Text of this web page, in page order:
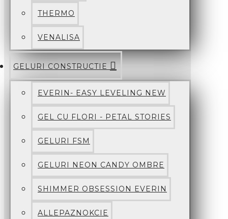
THERMO
VENALISA
GELURI CONSTRUCTIE
EVERIN- EASY LEVELING NEW
GEL CU FLORI - PETAL STORIES
GELURI FSM
GELURI NEON CANDY OMBRE
SHIMMER OBSESSION EVERIN
ALLEPAZNOKCIE